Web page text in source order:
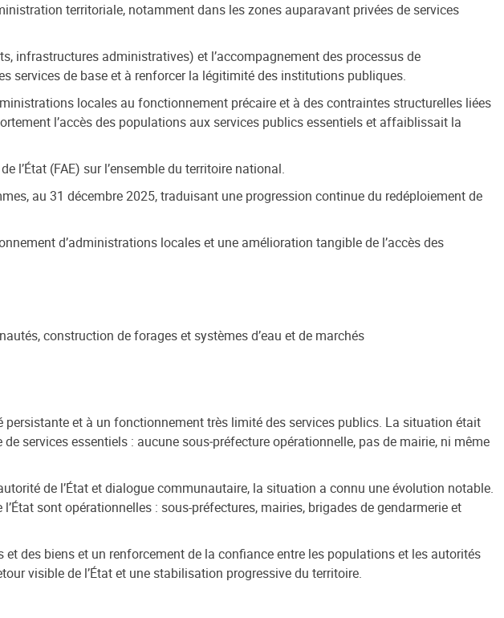
territoriale, notamment dans les zones auparavant privées de services
infrastructures administratives) et l’accompagnement des processus de
services de base et à renforcer la légitimité des institutions publiques.
locales au fonctionnement précaire et à des contraintes structurelles liées
l’accès des populations aux services publics essentiels et affaiblissait la
l’État (FAE) sur l’ensemble du territoire national.
au 31 décembre 2025, traduisant une progression continue du redéploiement de
d’administrations locales et une amélioration tangible de l’accès des
construction de forages et systèmes d’eau et de marchés
et à un fonctionnement très limité des services publics. La situation était
services essentiels : aucune sous‑préfecture opérationnelle, pas de mairie, ni même
de l’État et dialogue communautaire, la situation a connu une évolution notable.
sont opérationnelles : sous-préfectures, mairies, brigades de gendarmerie et
des biens et un renforcement de la confiance entre les populations et les autorités
visible de l’État et une stabilisation progressive du territoire.